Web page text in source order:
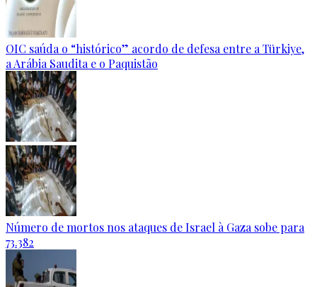
OIC saúda o “histórico” acordo de defesa entre a Türkiye,
a Arábia Saudita e o Paquistão
Número de mortos nos ataques de Israel à Gaza sobe para
73.382